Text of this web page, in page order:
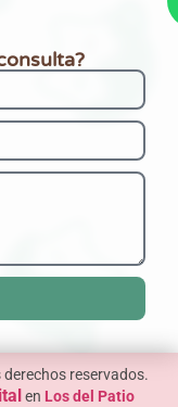
derechos reservados.
en Los del Patio